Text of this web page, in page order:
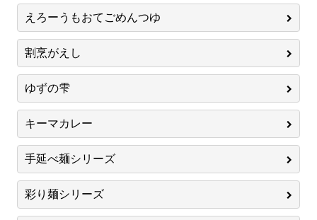
えろーうもおてごめんつゆ
割烹がえし
ゆずの雫
キーマカレー
手延べ麺シリーズ
彩り麺シリーズ